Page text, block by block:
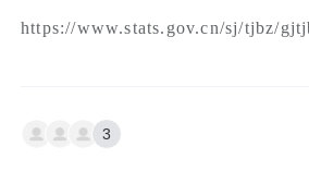
https://www.stats.gov.cn/sj/tjbz/
3